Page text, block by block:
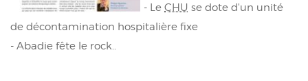
- Le CHU se dote d'un unité
de décontamination hospitalière fixe
- Abadie fête le rock..